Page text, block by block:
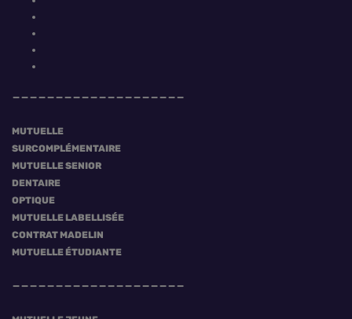
MUTUELLE
SURCOMPLÉMENTAIRE
MUTUELLE SENIOR
DENTAIRE
OPTIQUE
MUTUELLE LABELLISÉE
CONTRAT MADELIN
MUTUELLE ÉTUDIANTE